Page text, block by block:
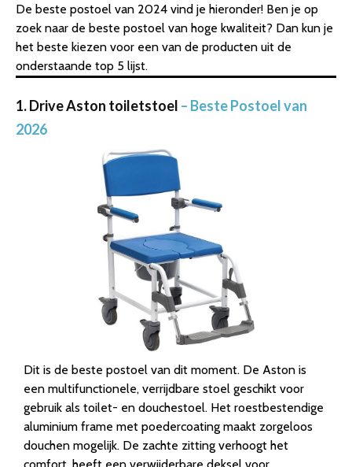
De beste postoel van 2024 vind je hieronder! Ben je op
zoek naar de beste postoel van hoge kwaliteit? Dan kun je
het beste kiezen voor een van de producten uit de
onderstaande top 5 lijst.
1. Drive Aston toiletstoel – Beste Postoel van
2026
Dit is de beste postoel van dit moment. De Aston is
een multifunctionele, verrijdbare stoel geschikt voor
gebruik als toilet- en douchestoel. Het roestbestendige
aluminium frame met poedercoating maakt zorgeloos
douchen mogelijk. De zachte zitting verhoogt het